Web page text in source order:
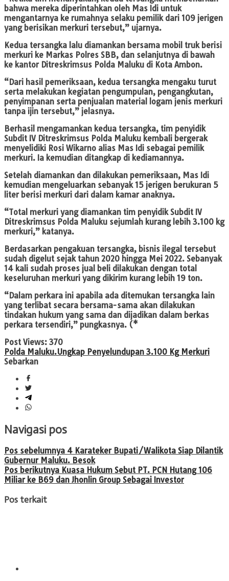
bahwa mereka diperintahkan oleh Mas Idi untuk
mengantarnya ke rumahnya selaku pemilik dari 109 jerigen
yang berisikan merkuri tersebut,” ujarnya.
Kedua tersangka lalu diamankan bersama mobil truk berisi
merkuri ke Markas Polres SBB, dan selanjutnya di bawah
ke kantor Ditreskrimsus Polda Maluku di Kota Ambon.
“Dari hasil pemeriksaan, kedua tersangka mengaku turut
serta melakukan kegiatan pengumpulan, pengangkutan,
penyimpanan serta penjualan material logam jenis merkuri
tanpa ijin tersebut,” jelasnya.
Berhasil mengamankan kedua tersangka, tim penyidik
Subdit IV Ditreskrimsus Polda Maluku kembali bergerak
menyelidiki Rosi Wikarno alias Mas Idi sebagai pemilik
merkuri. Ia kemudian ditangkap di kediamannya.
Setelah diamankan dan dilakukan pemeriksaan, Mas Idi
kemudian mengeluarkan sebanyak 15 jerigen berukuran 5
liter berisi merkuri dari dalam kamar anaknya.
“Total merkuri yang diamankan tim penyidik Subdit IV
Ditreskrimsus Polda Maluku sejumlah kurang lebih 3.100 kg
merkuri,” katanya.
Berdasarkan pengakuan tersangka, bisnis ilegal tersebut
sudah digelut sejak tahun 2020 hingga Mei 2022. Sebanyak
14 kali sudah proses jual beli dilakukan dengan total
keseluruhan merkuri yang dikirim kurang lebih 19 ton.
“Dalam perkara ini apabila ada ditemukan tersangka lain
yang terlibat secara bersama-sama akan dilakukan
tindakan hukum yang sama dan dijadikan dalam berkas
perkara tersendiri,” pungkasnya. (*
Post Views: 370
Polda Maluku.Ungkap Penyelundupan 3.100 Kg Merkuri
Sebarkan
Navigasi pos
Pos sebelumnya 4 Karateker Bupati/Walikota Siap Dilantik
Gubernur Maluku. Besok
Pos berikutnya Kuasa Hukum Sebut PT. PCN Hutang 106
Miliar ke B69 dan Jhonlin Group Sebagai Investor
Pos terkait